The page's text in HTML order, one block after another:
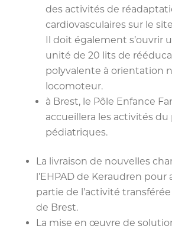
des activités de
cardiovasculaires sur le
Il doit également s’ouvrir
unité de 20 lits de
polyvalente à orientation
locomoteur.
à Brest, le Pôle Enfance
accueillera les activités du
pédiatriques.
La livraison de nouvelles
l’EHPAD de Keraudren pour
partie de l’activité transférée
de Brest.
La mise en œuvre de